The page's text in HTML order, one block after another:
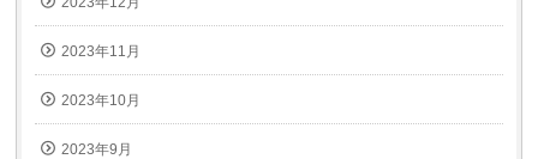
2023年11月
2023年10月
2023年9月